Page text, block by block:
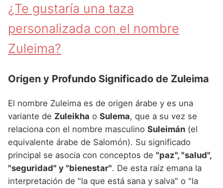
Nombres de Niña que empiezan por Z
¿Te gustaría una taza
personalizada con el nombre
Zuleima?
Origen y Profundo Significado de Zuleima
El nombre Zuleima es de origen árabe y es una
variante de Zuleikha o Sulema, que a su vez se
relaciona con el nombre masculino Suleimán (el
equivalente árabe de Salomón). Su significado
principal se asocia con conceptos de "paz", "salud",
"seguridad" y "bienestar". De esta raíz emana la
interpretación de "la que está sana y salva" o "la